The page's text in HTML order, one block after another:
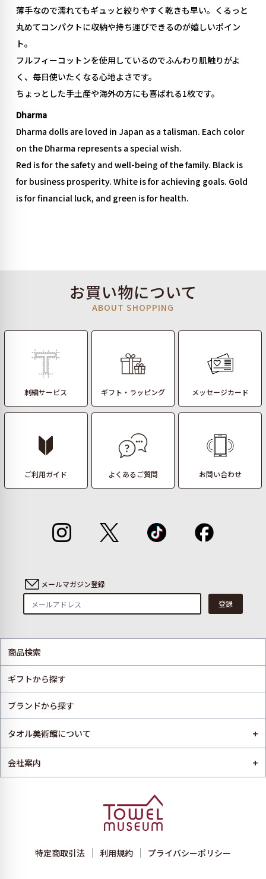
薄手なので濡れてもギュッと絞りやすく乾きも早い。くるっと
丸めてコンパクトに収納や持ち運びできるのが嬉しいポイン
ト。
フルフィーコットンを使用しているのでふんわり肌触りがよ
く、毎日使いたくなる心地よさです。
ちょっとした手土産や海外の方にも喜ばれる1枚です。
Dharma
Dharma dolls are loved in Japan as a talisman. Each color
on the Dharma represents a special wish.
Red is for the safety and well-being of the family. Black is
for business prosperity. White is for achieving goals. Gold
is for financial luck, and green is for health.
お買い物について
ABOUT SHOPPING
刺繍サービス ギフト・ラッピング メッセージカード
ご利用ガイド よくあるご質問 お問い合わせ
メールマガジン登録
登録
商品検索
ギフトから探す
ブランドから探す
タオル美術館について +
会社案内 +
特定商取引法 利用規約 プライバシーポリシー